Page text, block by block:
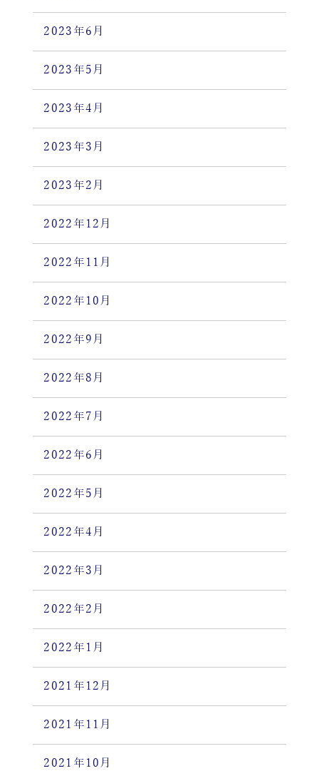
2023年6月
2023年5月
2023年4月
2023年3月
2023年2月
2022年12月
2022年11月
2022年10月
2022年9月
2022年8月
2022年7月
2022年6月
2022年5月
2022年4月
2022年3月
2022年2月
2022年1月
2021年12月
2021年11月
2021年10月